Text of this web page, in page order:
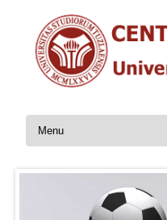
Skip to content